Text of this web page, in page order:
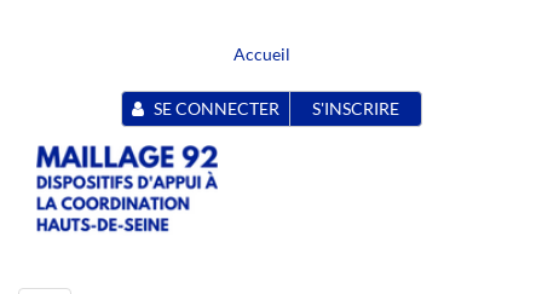
Accueil
SE CONNECTER S'INSCRIRE